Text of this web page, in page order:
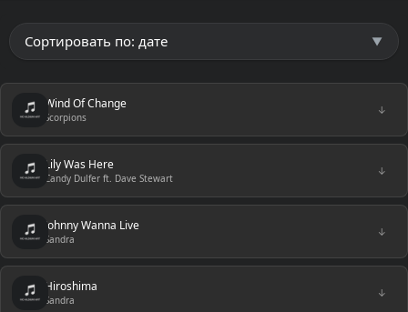
Wind Of Change
Scorpions
↓
Lily Was Here
Candy Dulfer ft. Dave Stewart
↓
Johnny Wanna Live
Sandra
↓
Hiroshima
Sandra
↓